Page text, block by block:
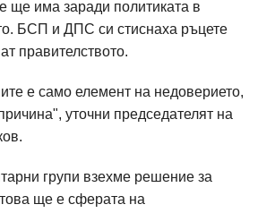
ще има заради политиката в
БСП и ДПС си стиснаха ръцете
правителството.
е само елемент на недоверието,
уточни председателят на
групи взехме решение за
ще е сферата на